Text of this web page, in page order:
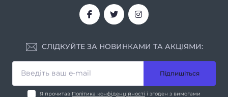
СЛІДКУЙТЕ ЗА НОВИНКАМИ ТА АКЦІЯМИ:
Підпишіться
Я прочитав Політика конфіденційності і згоден з вимогами